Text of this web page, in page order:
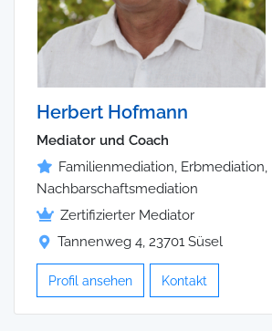
Herbert Hofmann
Mediator und Coach
Familienmediation, Erbmediation,
Nachbarschaftsmediation
Zertifizierter Mediator
Tannenweg 4, 23701 Süsel
Profil ansehen Kontakt